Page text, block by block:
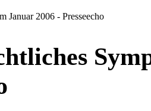
Januar 2006 - Presseecho